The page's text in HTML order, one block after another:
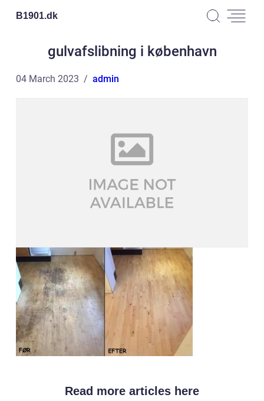
B1901.dk
gulvafslibning i københavn
04 March 2023 admin
Read more articles here